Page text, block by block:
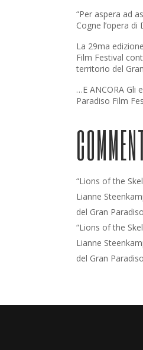
“Per aspera ad
Cogne l’opera di
La 29ma
Film Festival
territorio del
…E ANCORA Gli
Paradiso Film
“Lions of the
Lianne
del Gran
“Lions of the
Lianne
del Gran